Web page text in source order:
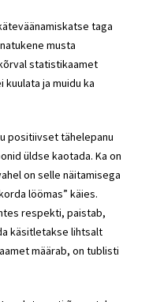
taga
musta
statistikaamet
ja muidu ka
positiivset tähelepanu
üldse kaotada. Ka on
on selle näitamisega
löömas” käies.
respekti, paistab,
käsitletakse lihtsalt
määrab, on tublisti